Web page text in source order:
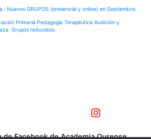
: Nuevos GRUPOS (presencial y online) en Septiembre.
Primaria Pedagogía Terapéutica Audición y
Grupos reducidos.
de Facebook de Academia Ourense